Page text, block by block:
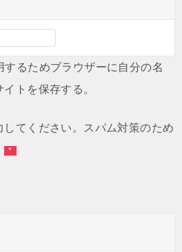
するためブラウザーに自分の名
トを保存する。
てください。スパム対策のため
*